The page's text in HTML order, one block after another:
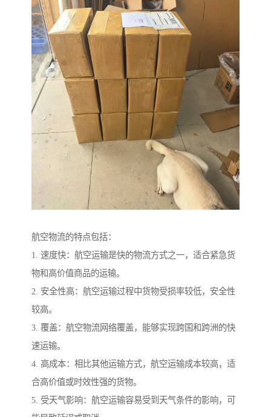
航空物流的特点包括：
1. 速度快：航空运输是快的物流方式之一，适合紧急货
物和高价值商品的运输。
2. 安全性高：航空运输过程中货物受损率较低，安全性
较高。
3. 覆盖：航空物流网络覆盖，能够实现跨国和跨洲的快
速运输。
4. 高成本：相比其他运输方式，航空运输成本较高，适
合高价值或时效性强的货物。
5. 受天气影响：航空运输容易受到天气条件的影响，可